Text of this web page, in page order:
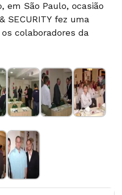
em São Paulo, ocasião
SECURITY fez uma
colaboradores da